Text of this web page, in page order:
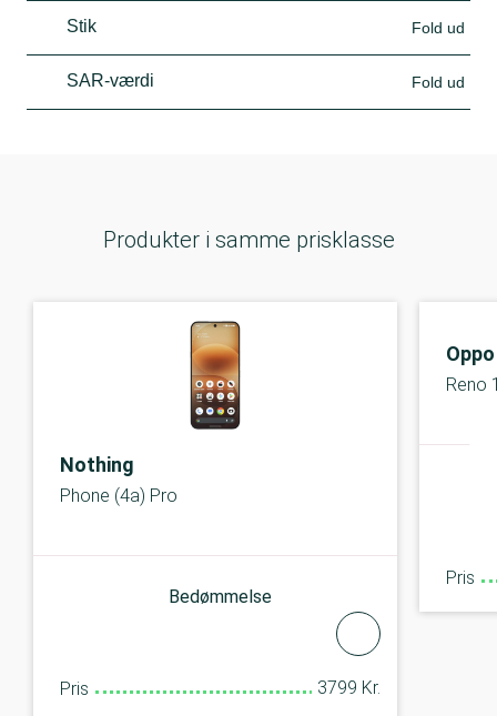
Stik Fold ud
SAR-værdi Fold ud
Produkter i samme prisklasse
Nothing
Phone (4a) Pro
Bedømmelse
Pris 3799 Kr.
Oppo
Reno
Pris